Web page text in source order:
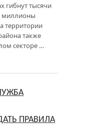
гибнут тысячи
миллионы
территории
также
секторе …
ПРАВИЛА